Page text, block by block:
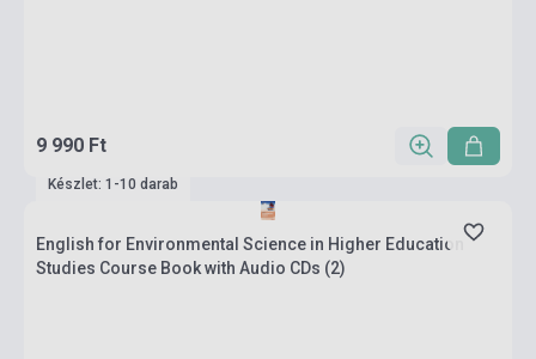
9 990 Ft
Készlet: 1-10 darab
English for Environmental Science in Higher Education
Studies Course Book with Audio CDs (2)